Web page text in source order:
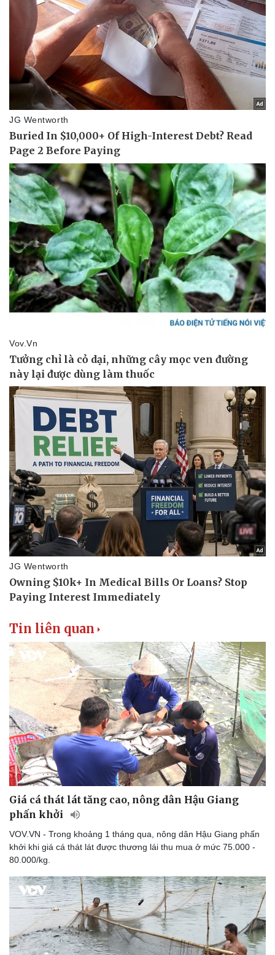
Doanh nghiệp
Thông tin doanh nghiệp
Doanh nghiệp 24h
Doanh nhân
Vì cộng đồng
Sành điệu
Tin Công nghệ
Trải nghiệm
Chuyển đổi số
Sức khỏe
Dinh dưỡng - món ngon
Cây thuốc
Sản phụ khoa
Nhi khoa
Nam khoa
Làm đẹp - giảm cân
Phòng mạch online
Ăn sạch sống khỏe
Đời sống
Nhà đẹp
Blog
Tình yêu - Gia đình
Văn hóa
Văn học
Âm nhạc
Di sản
Thời trang
Sao Việt
Tin liên quan
Giá cá thát lát tăng cao, nông dân Hậu Giang
phấn khởi
VOV.VN - Trong khoảng 1 tháng qua, nông dân Hậu Giang phấn
khởi khi giá cá thát lát được thương lái thu mua ở mức 75.000 -
80.000/kg.